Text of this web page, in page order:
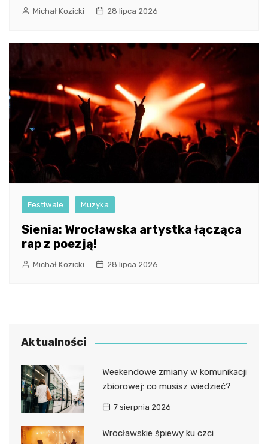
Michał Kozicki 28 lipca 2026
Festiwale Muzyka
Sienia: Wrocławska artystka łącząca
rap z poezją!
Michał Kozicki 28 lipca 2026
Aktualności
Weekendowe zmiany w komunikacji
zbiorowej: co musisz wiedzieć?
7 sierpnia 2026
Wrocławskie śpiewy ku czci